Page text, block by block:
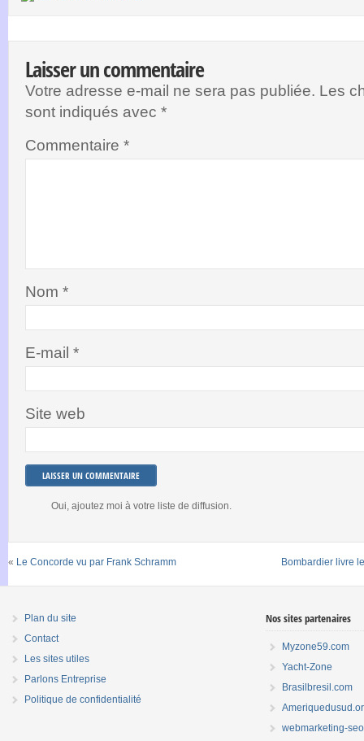
Laisser un commentaire
Votre adresse e-mail ne sera pas publiée. Les
sont indiqués avec *
Commentaire *
Nom *
E-mail *
Site web
Oui, ajoutez moi à votre liste de diffusion.
« Le Concorde vu par Frank Schramm Bombardier livre
Plan du site
Contact
Les sites utiles
Parlons Entreprise
Politique de confidentialité
Nos sites partenaires
Myzone59.com
Yacht-Zone
Brasilbresil.com
webmarketing-